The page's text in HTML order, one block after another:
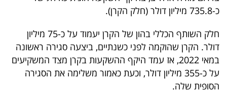
40
שיתופי
פעולה
כ-735.8 מיליון דולר (חלק הקרן).
חלק השותף הכללי בהון של הקרן יעמוד על כ-75 מיליון
דולר. הקרן שהוקמה לפני כשנתיים, ביצעה סגירה ראשונה
במאי 2022, אז עמד היקף ההשקעות בקרן מצד המשקיעים
על כ-355 מיליון דולר, וכעת כאמור משלימה את הסגירה
הסופית שלה.